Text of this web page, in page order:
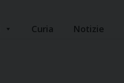
Curia Notizie